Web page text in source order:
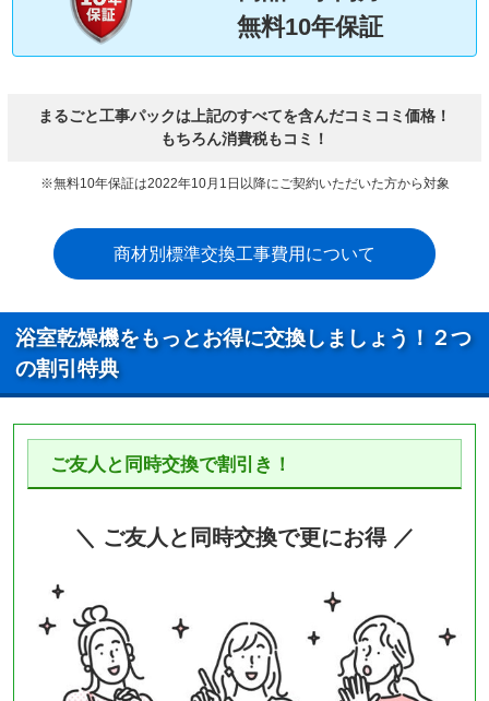
無料10年保証
まるごと工事パックは上記のすべてを含んだコミコミ価格！
もちろん消費税もコミ！
※無料10年保証は2022年10月1日以降にご契約いただいた方から対象
商材別標準交換工事費用について
浴室乾燥機をもっとお得に交換しましょう！２つ
の割引特典
ご友人と同時交換で割引き！
＼ ご友人と同時交換で更にお得 ／